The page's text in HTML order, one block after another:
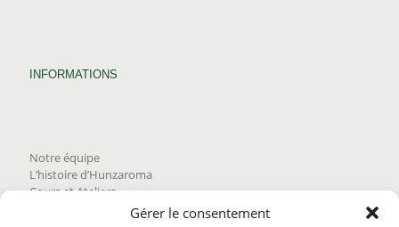
Gérer le consentement
INFORMATIONS
Notre équipe
L’histoire d’Hunzaroma
Cours et Ateliers